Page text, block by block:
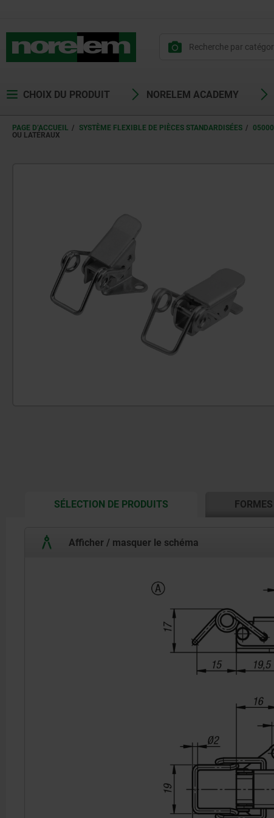
CHOIX DU PRODUIT NORELEM ACADEMY
PAGE D’ACCUEIL SYSTÈME FLEXIBLE DE PIÈCES STANDARDISÉES 05000
OU LATÉRAUX
SÉLECTION DE PRODUITSCURRENT
FORMES
Afficher / masquer le schéma